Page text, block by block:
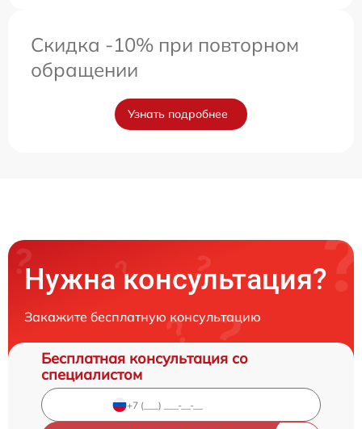
Скидка -10% при повторном
обращении
Узнать подробнее
Нужна консультация?
Закажите бесплатную консультацию
Бесплатная консультация со
специалистом